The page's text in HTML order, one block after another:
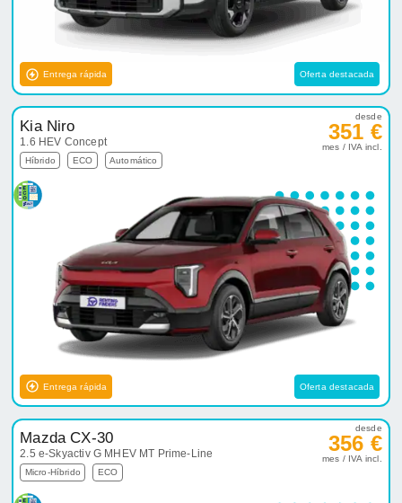
Entrega rápida Oferta destacada
Kia Niro
1.6 HEV Concept
Híbrido ECO Automático
desde
351 €
mes / IVA incl.
Entrega rápida Oferta destacada
Mazda CX-30
2.5 e-Skyactiv G MHEV MT Prime-Line
Micro-Híbrido ECO
desde
356 €
mes / IVA incl.